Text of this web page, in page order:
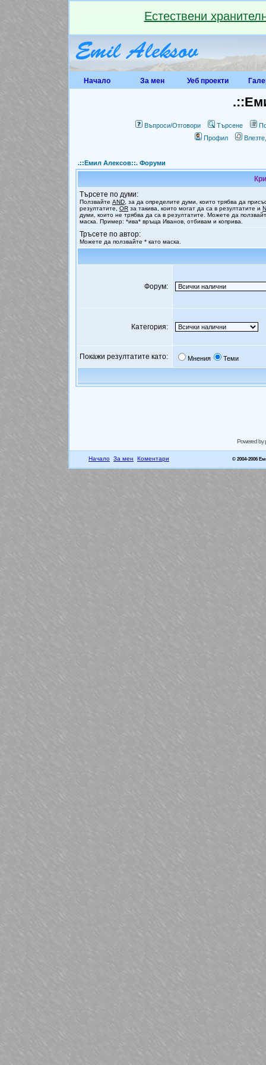
Естествени
Начало За мен Уеб проекти
Въпроси/Отговори Търсене
Профил
.::Емил Алексов::. Форуми
Търсете по думи:
Ползвайте AND , за да определите думи, които трябва да
резултатите, OR за такива, които могат да са в резултатите и
думи, които не трябва да са в резултатите. Можете да
маска. Пример: *ива* връща Иванов, отбивам и коприва.
Тръсете по автор:
Можете да ползвайте * като маска.
Форум:
Категория:
Покажи резултатите като: Мнения Теми
Powered by
Начало За мен Коментари © 2004-2006